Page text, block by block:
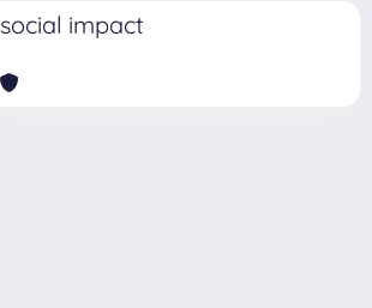
social impact